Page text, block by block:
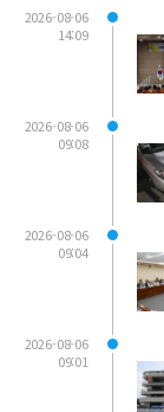
2026-08-06
14:09
2026-08-06
09:08
2026-08-06
09:04
2026-08-06
09:01